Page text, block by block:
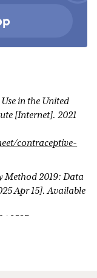
in the United
[Internet]. 2021
contraceptive-
Method 2019: Data
Apr 15]. Available
S, Merz M.
due to